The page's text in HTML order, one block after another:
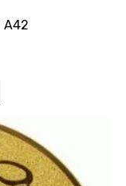
A42